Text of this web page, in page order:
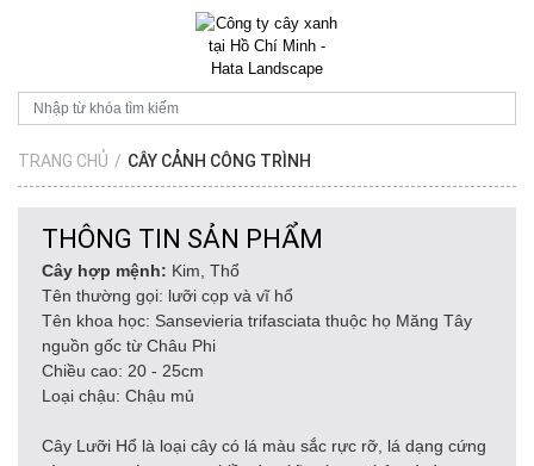
TRANG CHỦ / CÂY CẢNH CÔNG TRÌNH
THÔNG TIN SẢN PHẨM
Cây hợp mệnh: Kim, Thổ
Tên thường gọi: lưỡi cọp và vĩ hổ
Tên khoa học: Sansevieria trifasciata thuộc họ Măng Tây
nguồn gốc từ Châu Phi
Chiều cao: 20 - 25cm
Loại chậu: Chậu mủ
Cây Lưỡi Hổ là loại cây có lá màu sắc rực rỡ, lá dạng cứng